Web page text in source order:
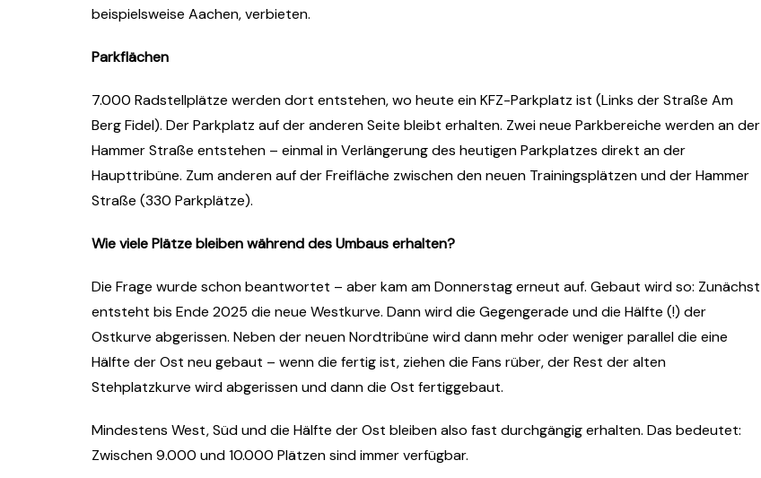
beispielsweise Aachen, verbieten.
Parkflächen
7.000 Radstellplätze werden dort entstehen, wo heute ein KFZ-Parkplatz ist (Links der Straße Am
Berg Fidel). Der Parkplatz auf der anderen Seite bleibt erhalten. Zwei neue Parkbereiche werden an der
Hammer Straße entstehen – einmal in Verlängerung des heutigen Parkplatzes direkt an der
Haupttribüne. Zum anderen auf der Freifläche zwischen den neuen Trainingsplätzen und der Hammer
Straße (330 Parkplätze).
Wie viele Plätze bleiben während des Umbaus erhalten?
Die Frage wurde schon beantwortet – aber kam am Donnerstag erneut auf. Gebaut wird so: Zunächst
entsteht bis Ende 2025 die neue Westkurve. Dann wird die Gegengerade und die Hälfte (!) der
Ostkurve abgerissen. Neben der neuen Nordtribüne wird dann mehr oder weniger parallel die eine
Hälfte der Ost neu gebaut – wenn die fertig ist, ziehen die Fans rüber, der Rest der alten
Stehplatzkurve wird abgerissen und dann die Ost fertiggebaut.
Mindestens West, Süd und die Hälfte der Ost bleiben also fast durchgängig erhalten. Das bedeutet:
Zwischen 9.000 und 10.000 Plätzen sind immer verfügbar.